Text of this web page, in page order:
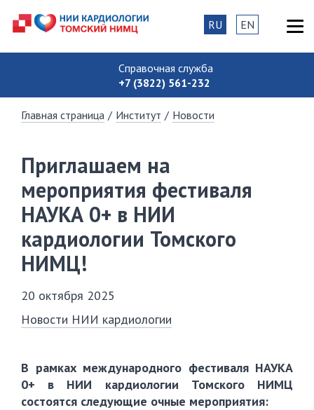
Справочная служба
+7 (3822) 561-232
RU EN
Главная страница / Институт / Новости
Приглашаем на
мероприятия фестиваля
НАУКА 0+ в НИИ
кардиологии Томского
НИМЦ!
20 октября 2025
Новости НИИ кардиологии
В рамках международного фестиваля НАУКА
0+ в НИИ кардиологии Томского НИМЦ
состоятся следующие очные мероприятия: